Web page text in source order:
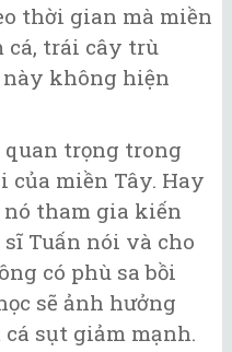
thời gian mà miền
cá, trái cây trù
này không hiện
trọng trong
miền Tây. Hay
nó tham gia kiến
Tuấn nói và cho
có phù sa bồi
sẽ ảnh hưởng
sụt giảm mạnh.